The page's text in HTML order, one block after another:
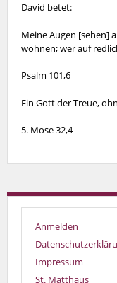
David betet:
Meine Augen [sehen]
wohnen; wer auf
Psalm 101,6
Ein Gott der Treue,
5. Mose 32,4
Anmelden
Impressum
St. Matthäus